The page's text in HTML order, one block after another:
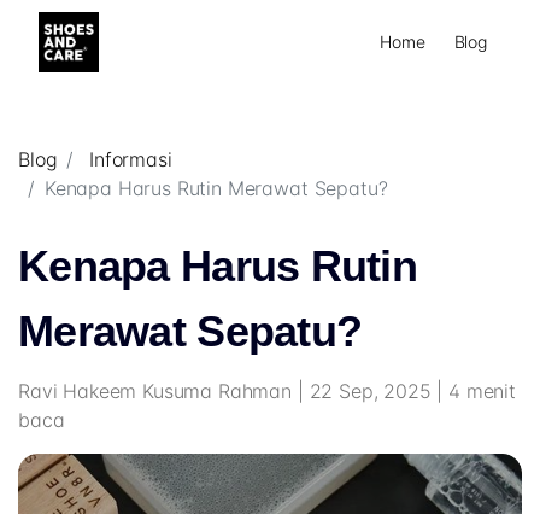
Home Blog
Blog
Informasi
Kenapa Harus Rutin Merawat Sepatu?
Kenapa Harus Rutin
Merawat Sepatu?
Ravi Hakeem Kusuma Rahman | 22 Sep, 2025 | 4 menit
baca